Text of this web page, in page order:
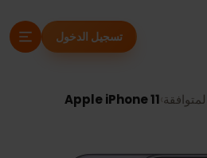
تسجيل الدخول
›
Apple iPhone 11